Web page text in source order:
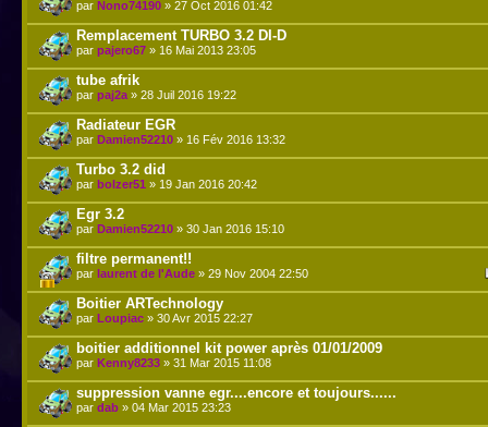
par Nono74190 » 27 Oct 2016 01:42
Remplacement TURBO 3.2 DI-D
par pajero67 » 16 Mai 2013 23:05
tube afrik
par paj2a » 28 Juil 2016 19:22
Radiateur EGR
par Damien52210 » 16 Fév 2016 13:32
Turbo 3.2 did
par bolzer51 » 19 Jan 2016 20:42
Egr 3.2
par Damien52210 » 30 Jan 2016 15:10
filtre permanent!!
par laurent de l'Aude » 29 Nov 2004 22:50
Boitier ARTechnology
par Loupiac » 30 Avr 2015 22:27
boitier additionnel kit power après 01/01/2009
par Kenny8233 » 31 Mar 2015 11:08
suppression vanne egr....encore et toujours......
par dab » 04 Mar 2015 23:23